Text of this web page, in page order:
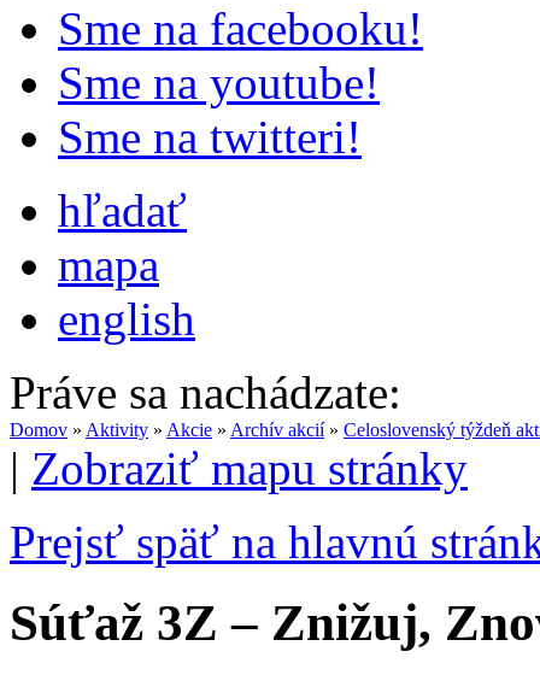
Sme na facebooku!
Sme na youtube!
Sme na twitteri!
hľadať
mapa
english
Práve sa nachádzate:
Domov » Aktivity » Akcie » Archív akcií» Celoslovenský týždeň
| Zobraziť mapu stránky
Prejsť späť na hlavnú
Súťaž 3Z – Znižuj,